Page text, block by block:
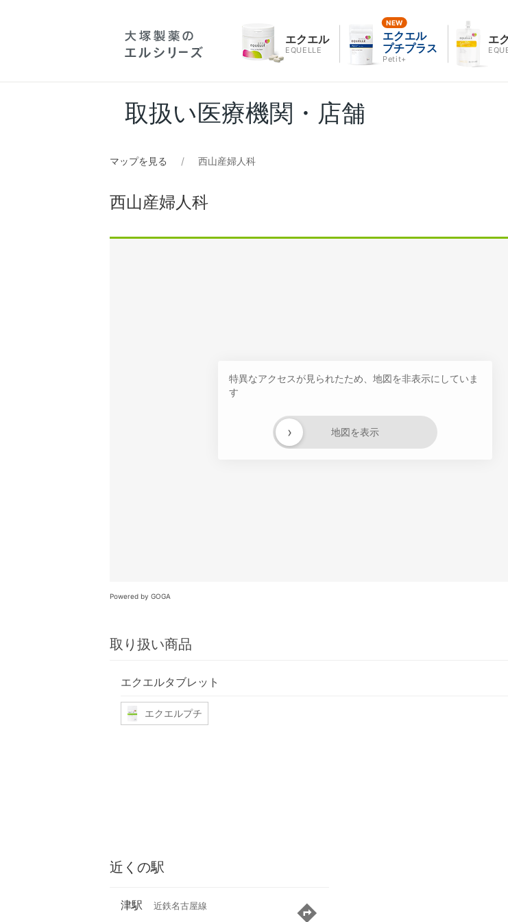
エクエル
EQUELLE
エクエル
プチプラス
Petit+
エ
取扱い医療機関・店舗
マップを見る 西山産婦人科
西山産婦人科
特異なアクセスが見られたため、地図を非表示にしていま
す
地図を表示
›
Powered by GOGA
取り扱い商品
エクエルタブレット
エクエルプチ
近くの駅
津駅 近鉄名古屋線